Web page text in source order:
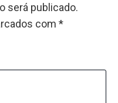
será publicado.
com *